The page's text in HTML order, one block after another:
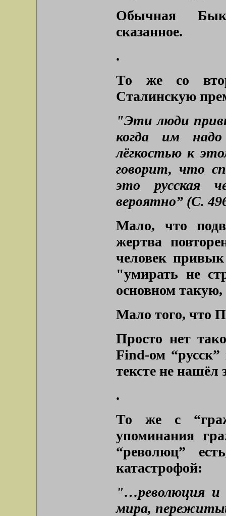
Обычная
сказанное.
.
То же со
Сталинскую
"Эти люди
когда им
лёгкостью к
говорит, что
это русская
вероятно” (С.
Мало, что
жертва
человек
"умирать не
основном такую,
Мало того, что
Просто нет
Find-ом “русск”
тексте не
.
То же с
упоминания
“революц”
катастрофой:
"…революция и
мира,